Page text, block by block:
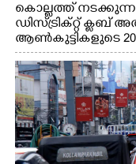
കൊല്ലത്ത്
ഡിസ്ട്രിക്റ്റ് ക്ലബ്
ആൺകുട്ടികളുടെ
മത്സരത്തിനിടെ
നായകൾ.